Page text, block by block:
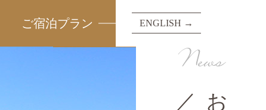
ご宿泊プラン ENGLISH →
News